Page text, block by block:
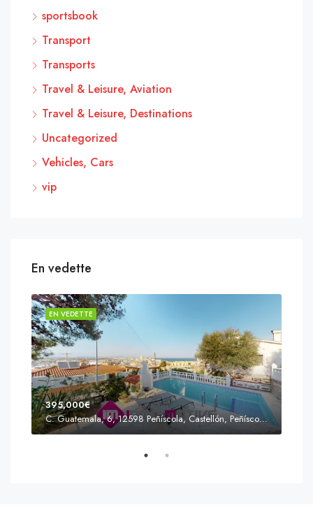
sportsbook
Transport
Transports
Travel & Leisure, Aviation
Travel & Leisure, Destinations
Uncategorized
Vehicles, Cars
vip
En vedette
EN VEDETTE
395,000€
C. Guatemala, 6, 12598 Peñíscola, Castellón, Peñíscola, Communauté valencienne